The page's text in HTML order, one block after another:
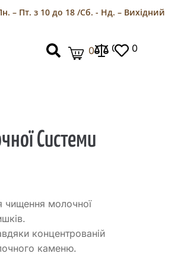
– Пт. з 10 до 18 /Сб. - Нд. – Вихідний
0 0 0
Системи
чищення молочної
концентрованій
каменю.